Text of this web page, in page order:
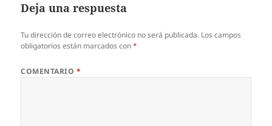
Deja una respuesta
Tu dirección de correo electrónico no será publicada. Los campos
obligatorios están marcados con*
COMENTARIO *